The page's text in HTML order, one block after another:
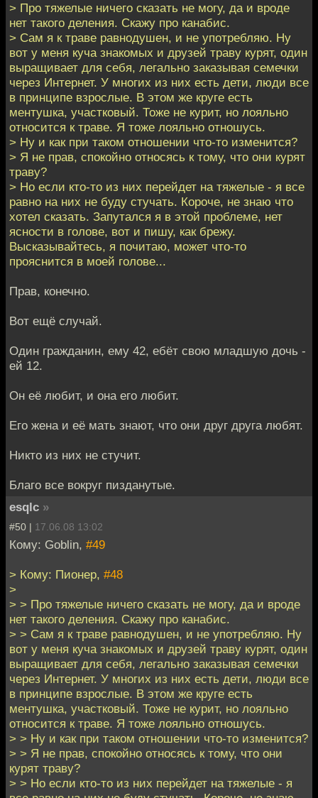
> Про тяжелые ничего сказать не могу, да и вроде
нет такого деления. Скажу про канабис.
> Сам я к траве равнодушен, и не употребляю. Ну
вот у меня куча знакомых и друзей траву курят, один
выращивает для себя, легально заказывая семечки
через Интернет. У многих из них есть дети, люди все
в принципе взрослые. В этом же круге есть
ментушка, участковый. Тоже не курит, но лояльно
относится к траве. Я тоже лояльно отношусь.
> Ну и как при таком отношении что-то изменится?
> Я не прав, спокойно относясь к тому, что они курят
траву?
> Но если кто-то из них перейдет на тяжелые - я все
равно на них не буду стучать. Короче, не знаю что
хотел сказать. Запутался я в этой проблеме, нет
ясности в голове, вот и пишу, как брежу.
Высказывайтесь, я почитаю, может что-то
прояснится в моей голове...
Прав, конечно.
Вот ещё случай.
Один гражданин, ему 42, ебёт свою младшую дочь -
ей 12.
Он её любит, и она его любит.
Его жена и её мать знают, что они друг друга любят.
Никто из них не стучит.
Благо все вокруг пизданутые.
esqlc »
#50 | 17.06.08 13:02
Кому: Goblin, #49
> Кому: Пионер, #48
>
> > Про тяжелые ничего сказать не могу, да и вроде
нет такого деления. Скажу про канабис.
> > Сам я к траве равнодушен, и не употребляю. Ну
вот у меня куча знакомых и друзей траву курят, один
выращивает для себя, легально заказывая семечки
через Интернет. У многих из них есть дети, люди все
в принципе взрослые. В этом же круге есть
ментушка, участковый. Тоже не курит, но лояльно
относится к траве. Я тоже лояльно отношусь.
> > Ну и как при таком отношении что-то изменится?
> > Я не прав, спокойно относясь к тому, что они
курят траву?
> > Но если кто-то из них перейдет на тяжелые - я